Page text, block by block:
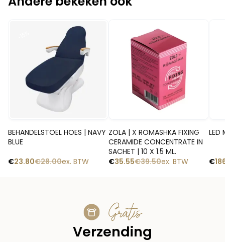
BEHANDELSTOEL HOES | NAVY
BLUE
€28.00
€23.80 ex. BTW
ZOLA | X ROMASHKA FIXING
CERAMIDE CONCENTRATE IN
SACHET | 10 X 1.5 ML.
€39.50
€35.55 ex. BTW
LED
€
Gratis
Verzending